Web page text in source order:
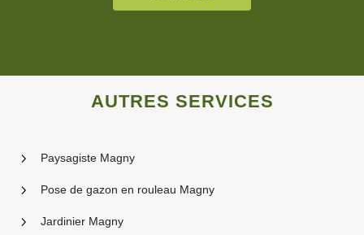
AUTRES SERVICES
Paysagiste Magny
Pose de gazon en rouleau Magny
Jardinier Magny